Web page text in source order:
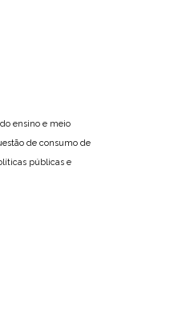
ensino e meio
de consumo de
públicas e